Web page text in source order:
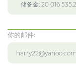
你的邮件: